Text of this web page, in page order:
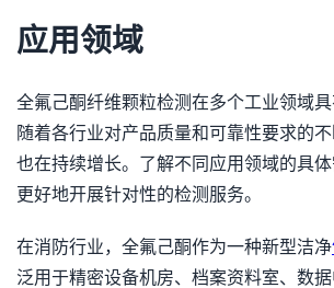
应用领域
全氟己酮纤维颗粒检测在多个工业领域具
随着各行业对产品质量和可靠性要求的
也在持续增长。了解不同应用领域的具
更好地开展针对性的检测服务。
在消防行业，全氟己酮作为一种新型洁净
泛用于精密设备机房、档案资料室、数